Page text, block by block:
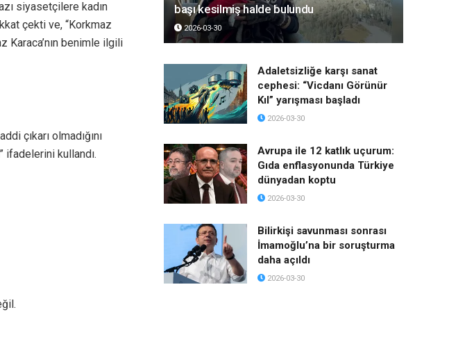
siyasetçilere kadın
çekti ve, “Korkmaz
Karaca’nın benimle ilgili
çıkarı olmadığını
ifadelerini kullandı.
başı kesilmiş halde bulundu
2026-03-30
Adaletsizliğe karşı sanat
cephesi: “Vicdanı Görünür
Kıl” yarışması başladı
2026-03-30
Avrupa ile 12 katlık uçurum:
Gıda enflasyonunda Türkiye
dünyadan koptu
2026-03-30
Bilirkişi savunması sonrası
İmamoğlu’na bir soruşturma
daha açıldı
2026-03-30